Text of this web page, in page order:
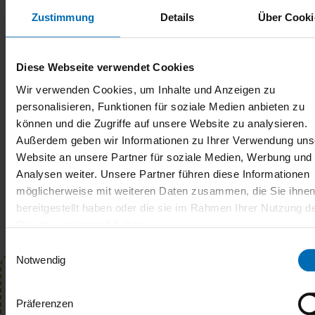
Zustimmung Details Über
Diese Webseite verwendet Cookies
Wir verwenden Cookies, um Inhalte und Anzeigen zu
personalisieren, Funktionen für soziale Medien anbieten zu
können und die Zugriffe auf unsere Website zu analysieren.
Außerdem geben wir Informationen zu Ihrer Verwendung
Website an unsere Partner für soziale Medien, Werbung und
Analysen weiter. Unsere Partner führen diese Informationen
möglicherweise mit weiteren Daten zusammen, die Sie ihnen
bereitgestellt haben oder die sie im Rahmen Ihrer Nutzung
Notwendig
Präferenzen
DEL